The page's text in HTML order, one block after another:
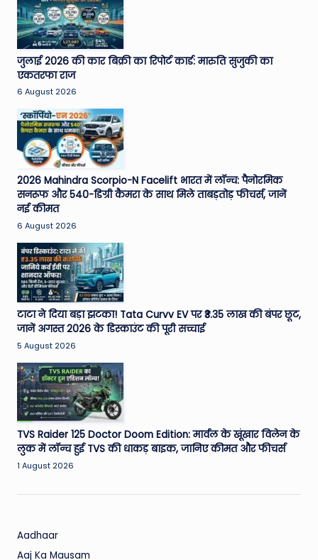
w
s
A
ro
u
n
d
T
h
e
W
o
rl
d
जुलाई 2026 की कार बिक्री का रिपोर्ट कार्ड: मारुति सुजुकी का
एकतरफा राज
6 August 2026
2026 Mahindra Scorpio-N Facelift भारत में लॉन्च: पैनोरमिक
सनरूफ और 540-डिग्री कैमरा के साथ मिले ताबड़तोड़ फीचर्स, जानें
नई कीमत
6 August 2026
टाटा ने दिया बड़ा झटका! Tata Curvv EV पर ₹3.35 लाख की बंपर छूट,
जानें अगस्त 2026 के डिस्काउंट की पूरी सच्चाई
5 August 2026
TVS Raider 125 Doctor Doom Edition: मार्वल के खूंखार विलेन के
लुक में लॉन्च हुई TVS की धाकड़ बाइक, जानिए कीमत और फीचर्स
1 August 2026
Aadhaar
Aaj Ka Mausam